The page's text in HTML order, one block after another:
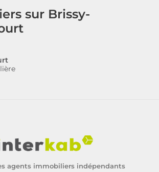
sur Brissy-
agents immobiliers indépendants